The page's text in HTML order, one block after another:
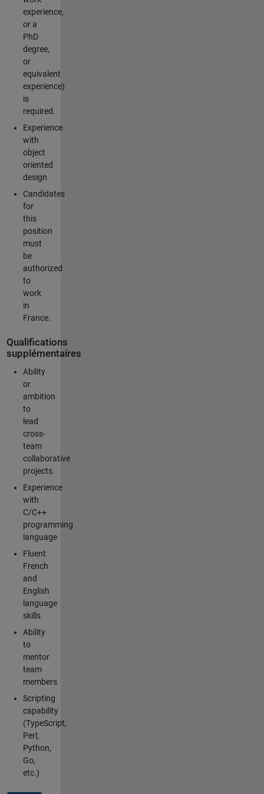
experience,
or a
PhD
degree,
or
equivalent
experience)
is
required.
Experience
with
object
oriented
design
Candidates
for
this
position
must
be
authorized
to
work
in
France.
Qualifications
supplémentaires
Ability
or
ambition
to
lead
cross-
team
collaborative
projects.
Experience
with
C/C++
programming
language
Fluent
French
and
English
language
skills
Ability
to
mentor
team
members
Scripting
capability
(TypeScript,
Perl,
Python,
Go,
etc.)